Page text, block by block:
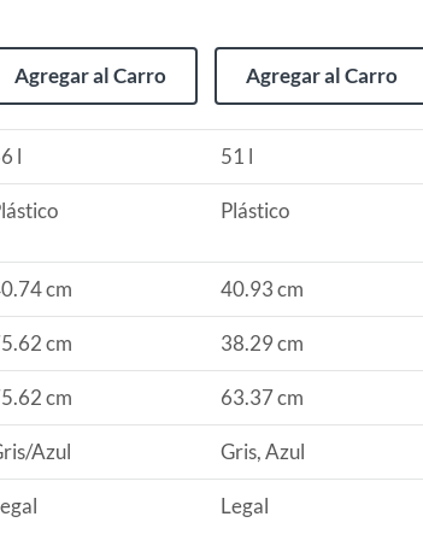
Agregar al Carro Agregar al Carro
l 51 l
Plástico
cm 40.93 cm
cm 38.29 cm
cm 63.37 cm
Azul Gris, Azul
Legal